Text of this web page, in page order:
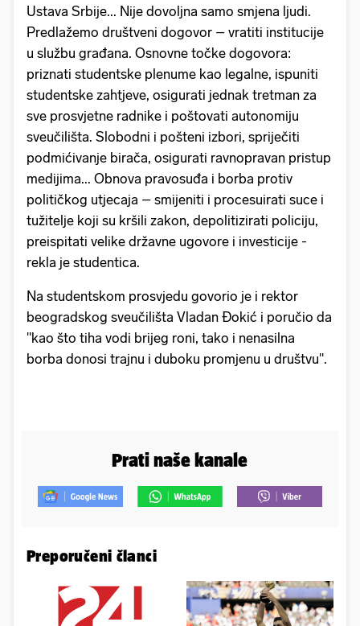
Ustava Srbije... Nije dovoljna samo smjena ljudi.
Predlažemo društveni dogovor – vratiti institucije
u službu građana. Osnovne točke dogovora:
priznati studentske plenume kao legalne, ispuniti
studentske zahtjeve, osigurati jednak tretman za
sve prosvjetne radnike i poštovati autonomiju
sveučilišta. Slobodni i pošteni izbori, spriječiti
podmićivanje birača, osigurati ravnopravan pristup
medijima... Obnova pravosuđa i borba protiv
političkog utjecaja – smijeniti i procesuirati suce i
tužitelje koji su kršili zakon, depolitizirati policiju,
preispitati velike državne ugovore i investicije -
rekla je studentica.
Na studentskom prosvjedu govorio je i rektor
beogradskog sveučilišta Vladan Đokić i poručio da
"kao što tiha vodi brijeg roni, tako i nenasilna
borba donosi trajnu i duboku promjenu u društvu".
Prati naše kanale
Preporučeni članci